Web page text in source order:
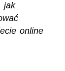
jak
online